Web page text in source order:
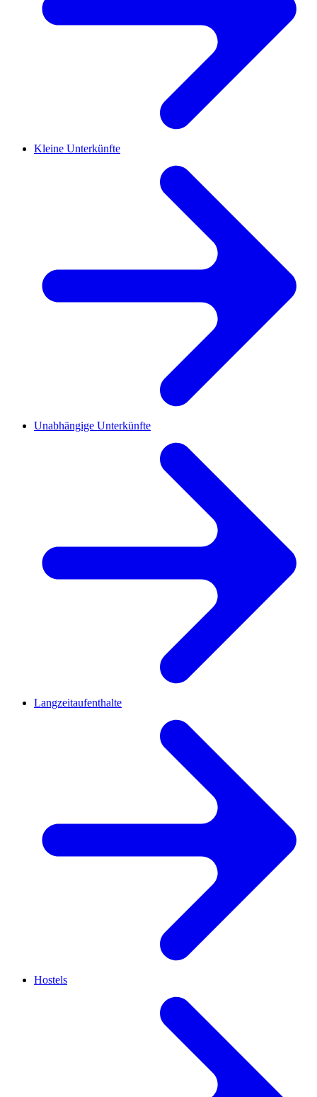
Kleine Unterkünfte
Unabhängige Unterkünfte
Langzeitaufenthalte
Hostels